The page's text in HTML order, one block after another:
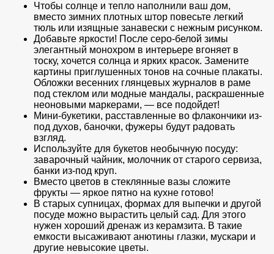
Чтобы солнце и тепло наполнили ваш дом,
вместо зимних плотных штор повесьте легкий
тюль или изящные занавески с нежным рисунком.
Добавьте яркости! После серо-белой зимы
элегантный монохром в интерьере вгоняет в
тоску, хочется солнца и ярких красок. Замените
картины приглушенных тонов на сочные плакаты.
Обложки весенних глянцевых журналов в раме
под стеклом или модные мандалы, раскрашенные
неоновыми маркерами, — все подойдет!
Мини-букетики, расставленные во флакончики из-
под духов, баночки, фужеры будут радовать
взгляд.
Используйте для букетов необычную посуду:
заварочный чайник, молочник от старого сервиза,
банки из-под круп.
Вместо цветов в стеклянные вазы сложите
фрукты — яркое пятно на кухне готово!
В старых супницах, формах для выпечки и другой
посуде можно вырастить целый сад. Для этого
нужен хороший дренаж из керамзита. В такие
емкости высаживают анютины глазки, мускари и
другие невысокие цветы.